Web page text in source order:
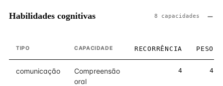
Habilidades cognitivas 8 capacidades
TIPO CAPACIDADE RECORRÊNCIA PESO
comunicação
Compreensão
oral
4 4